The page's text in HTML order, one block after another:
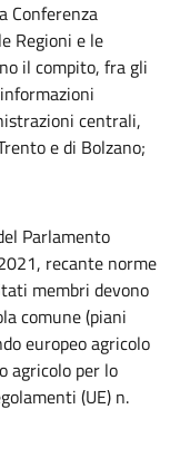
Conferenza
Regioni e le
il compito, fra gli
centrali,
e di Bolzano;
Parlamento
recante norme
membri devono
comune (piani
europeo agricolo
agricolo per lo
(UE) n.